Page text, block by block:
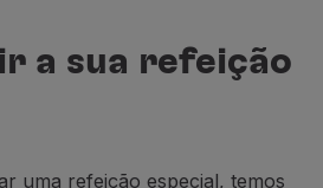
a sua refeição
uma refeição especial, temos